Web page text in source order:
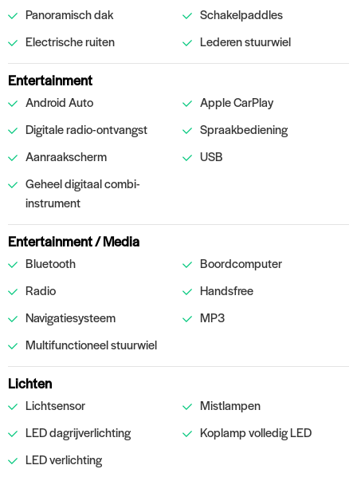
Panoramisch dak
Schakelpaddles
Electrische ruiten
Lederen stuurwiel
Entertainment
Android Auto
Apple CarPlay
Digitale radio-ontvangst
Spraakbediening
Aanraakscherm
USB
Geheel digitaal combi-
instrument
Entertainment / Media
Bluetooth
Boordcomputer
Radio
Handsfree
Navigatiesysteem
MP3
Multifunctioneel stuurwiel
Lichten
Lichtsensor
Mistlampen
LED dagrijverlichting
Koplamp volledig LED
LED verlichting